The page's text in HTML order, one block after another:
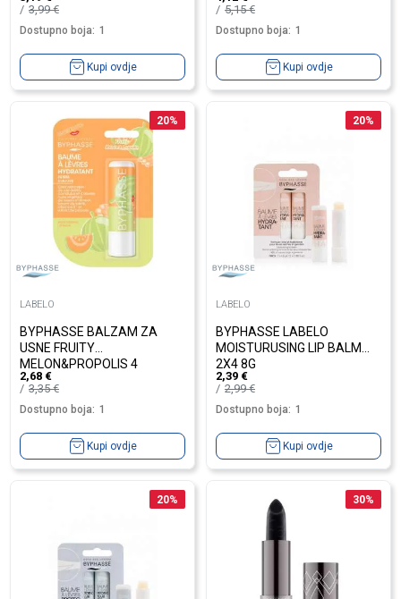
3,99€
Dostupno boja: 1
Kupi ovdje
5,15€
Dostupno boja: 1
Kupi ovdje
20%
LABELO
BYPHASSE BALZAM ZA
USNE FRUITY
MELON&PROPOLIS 4
2,68 €
3,35€
Dostupno boja: 1
Kupi ovdje
20%
LABELO
BYPHASSE LABELO
MOISTURUSING LIP BALM
2X4 8G
2,39 €
2,99€
Dostupno boja: 1
Kupi ovdje
20% 30%